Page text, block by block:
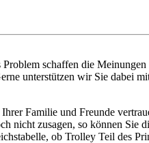
schaffen die
unterstützen wir Sie dabei
Familie und Freunde
nicht zusagen, so können Sie
ob Trolley Teil des